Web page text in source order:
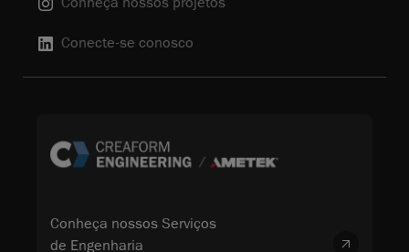
Conecte-se conosco
Conheça nossos Serviços
de Engenharia